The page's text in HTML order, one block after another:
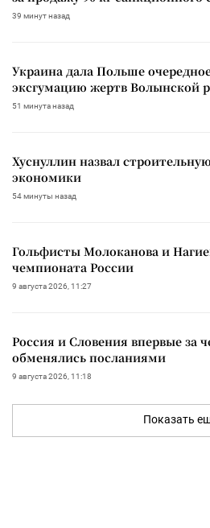
39 минут назад
Украина дала Польше
эксгумацию жертв Волынской
51 минута назад
Хуснуллин назвал
экономики
54 минуты назад
Гольфисты Молоканова и
чемпионата России
9 августа 2026, 11:27
Россия и Словения впервые за
обменялись посланиями
9 августа 2026, 11:18
Показать